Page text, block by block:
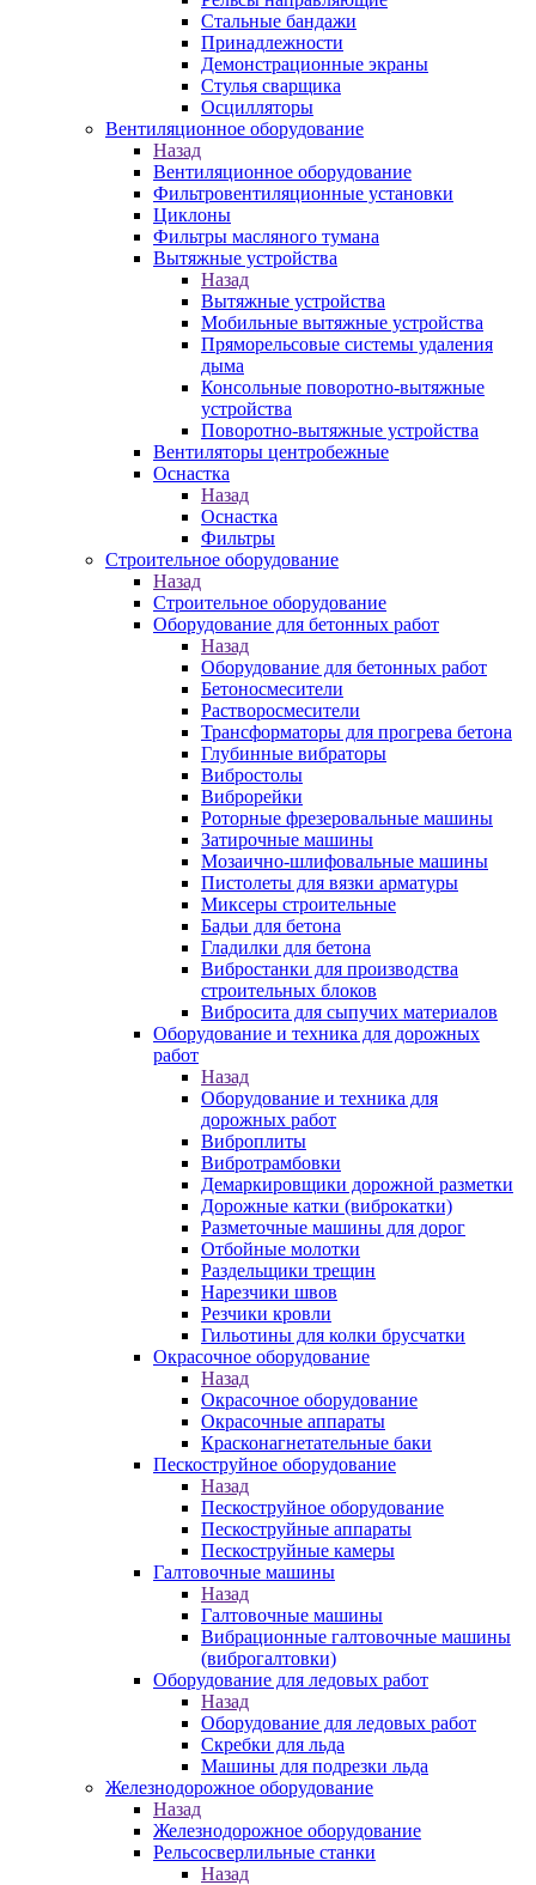
Стальные бандажи
Принадлежности
Демонстрационные экраны
Стулья сварщика
Осцилляторы
Вентиляционное оборудование
Назад
Вентиляционное оборудование
Фильтровентиляционные установки
Циклоны
Фильтры масляного тумана
Вытяжные устройства
Назад
Вытяжные устройства
Мобильные вытяжные устройства
Пряморельсовые системы удаления
дыма
Консольные поворотно-вытяжные
устройства
Поворотно-вытяжные устройства
Вентиляторы центробежные
Оснастка
Назад
Оснастка
Фильтры
Строительное оборудование
Назад
Строительное оборудование
Оборудование для бетонных работ
Назад
Оборудование для бетонных работ
Бетоносмесители
Растворосмесители
Трансформаторы для прогрева бетона
Глубинные вибраторы
Вибростолы
Виброрейки
Роторные фрезеровальные машины
Затирочные машины
Мозаично-шлифовальные машины
Пистолеты для вязки арматуры
Миксеры строительные
Бадьи для бетона
Гладилки для бетона
Вибростанки для производства
строительных блоков
Вибросита для сыпучих материалов
Оборудование и техника для дорожных
работ
Назад
Оборудование и техника для
дорожных работ
Виброплиты
Вибротрамбовки
Демаркировщики дорожной разметки
Дорожные катки (виброкатки)
Разметочные машины для дорог
Отбойные молотки
Раздельщики трещин
Нарезчики швов
Резчики кровли
Гильотины для колки брусчатки
Окрасочное оборудование
Назад
Окрасочное оборудование
Окрасочные аппараты
Красконагнетательные баки
Пескоструйное оборудование
Назад
Пескоструйное оборудование
Пескоструйные аппараты
Пескоструйные камеры
Галтовочные машины
Назад
Галтовочные машины
Вибрационные галтовочные машины
(виброгалтовки)
Оборудование для ледовых работ
Назад
Оборудование для ледовых работ
Скребки для льда
Машины для подрезки льда
Железнодорожное оборудование
Назад
Железнодорожное оборудование
Рельсосверлильные станки
Назад